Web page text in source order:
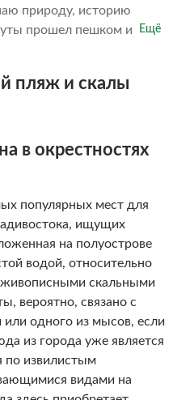
природу, историю
прошел пешком и
и практический
аттестации гида-
объекты, удачные
море - достану ежей,
с неба не могу :) Вы
и вам
раз. Вперед, мы
Ещё
пляж и скалы
в окрестностях
популярных мест для
ищущих
на полуострове
водой, относительно
скальными
вероятно, связано с
или одного из мысов, если
из города уже является
по извилистым
видами на